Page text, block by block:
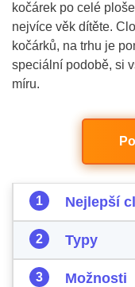
kočárek po celé
nejvíce věk dítěte.
kočárků, na trhu je
speciální podobě, si
míru.
Nejlepší
Typy
Možnosti